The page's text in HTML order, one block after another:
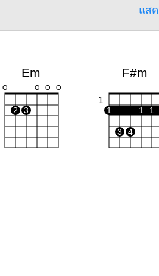
แส
Em
O O O O
2 3
F#m
1
1 1 1
3 4